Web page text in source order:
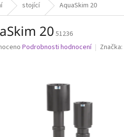
stojící AquaSkim 20
2051236
Podrobnosti hodnocení Značka: